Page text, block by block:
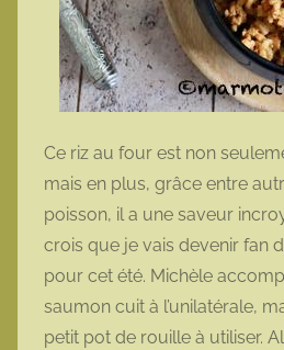
Ce riz au four est non
mais en plus, grâce entre
poisson, il a une saveur
crois que je vais devenir fan
pour cet été. Michèle
saumon cuit à l’unilatérale,
petit pot de rouille à utiliser.